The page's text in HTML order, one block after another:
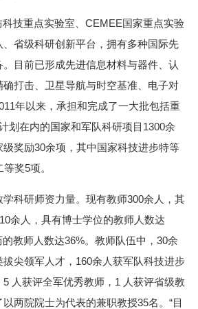
技重点实验室、CEMEE国家重点实验
省级科研创新平台，拥有多种国际先
目前已形成先进信息材料与器件、认
打击、卫星导航与时空基准、电子对
年以来，承担和完成了一大批包括重
计划在内的国家和军队科研项目1300余
奖励30余项，其中国家科技进步特等
奖5项。
科研师资力量。现有教师300余人，其
余人，具有博士学位的教师人数达
教师人数达36%。教师队伍中，30余
拔尖领军人才，160余人获军队科技进步
人获评全军优秀教师，1 人获评省级教
两院院士为代表的兼职教授35名。“目